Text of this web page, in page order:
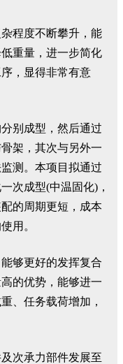
程度不断攀升，能
重量，进一步简化
，显得非常有意
别成型，然后通过
架，其次与另外一
测。本项目拟通过
次成型(中温固化)，
的周期更短，成本
用。
够更好的发挥复合
的优势，能够进一
、任务载荷增加，
次承力部件发展至